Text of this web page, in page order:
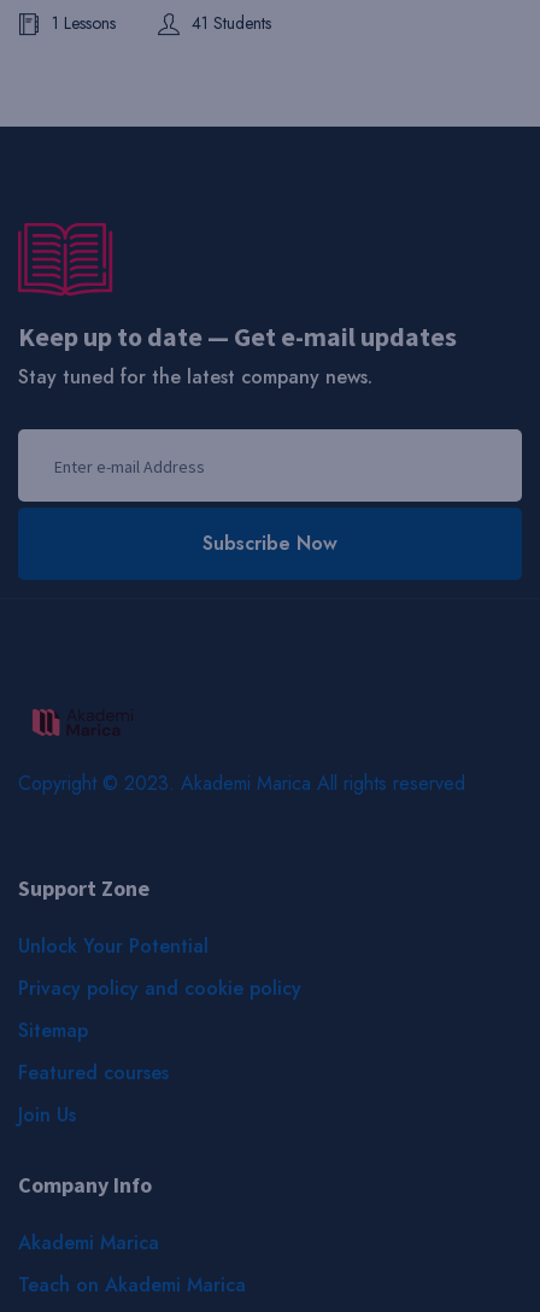
1 Lessons 41 Students
Keep up to date — Get e-mail updates
Stay tuned for the latest company news.
Subscribe Now
Copyright © 2023. Akademi Marica All rights reserved
Support Zone
Unlock Your Potential
Privacy policy and cookie policy
Sitemap
Featured courses
Join Us
Company Info
Akademi Marica
Teach on Akademi Marica